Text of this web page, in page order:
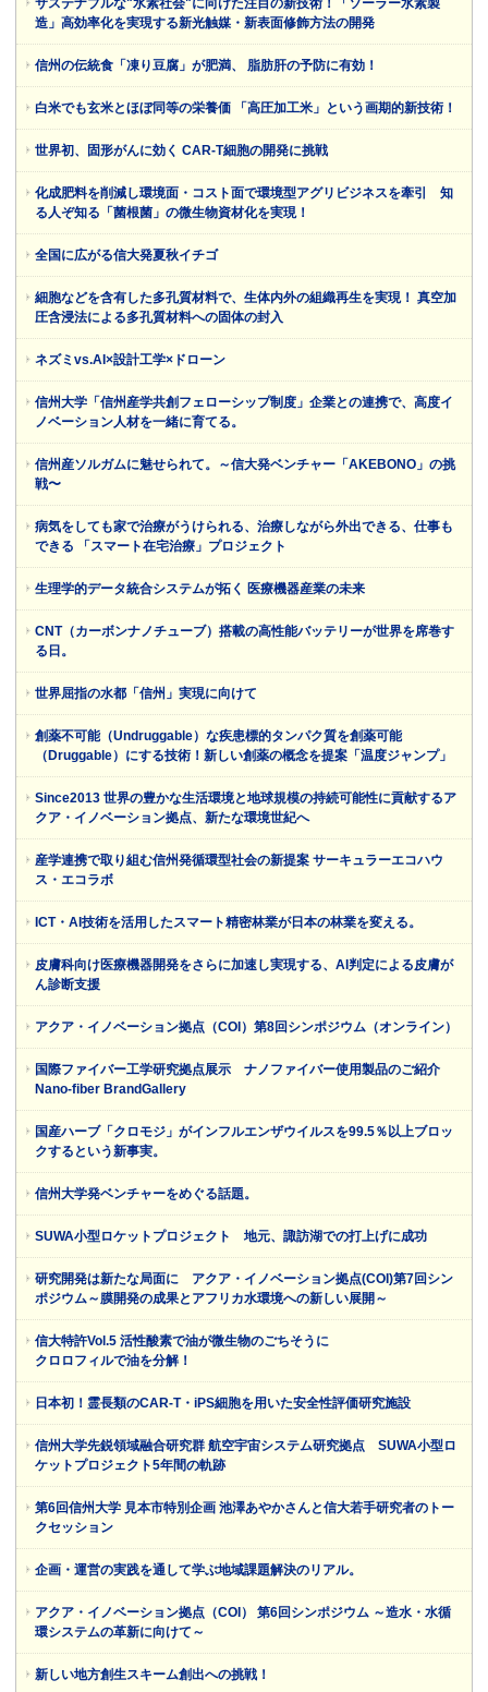
サステナブルな"水素社会"に向けた注目の新技術！「ソーラー水素製
造」高効率化を実現する新光触媒・新表面修飾方法の開発
信州の伝統食「凍り豆腐」が肥満、 脂肪肝の予防に有効！
白米でも玄米とほぼ同等の栄養価 「高圧加工米」という画期的新技術！
世界初、固形がんに効く CAR-T細胞の開発に挑戦
化成肥料を削減し環境面・コスト面で環境型アグリビジネスを牽引 知
る人ぞ知る「菌根菌」の微生物資材化を実現！
全国に広がる信大発夏秋イチゴ
細胞などを含有した多孔質材料で、生体内外の組織再生を実現！ 真空加
圧含浸法による多孔質材料への固体の封入
ネズミvs.AI×設計工学×ドローン
信州大学「信州産学共創フェローシップ制度」企業との連携で、高度イ
ノベーション人材を一緒に育てる。
信州産ソルガムに魅せられて。～信大発ベンチャー「AKEBONO」の挑
戦〜
病気をしても家で治療がうけられる、治療しながら外出できる、仕事も
できる 「スマート在宅治療」プロジェクト
生理学的データ統合システムが拓く 医療機器産業の未来
CNT（カーボンナノチューブ）搭載の高性能バッテリーが世界を席巻す
る日。
世界屈指の水都「信州」実現に向けて
創薬不可能（Undruggable）な疾患標的タンパク質を創薬可能
（Druggable）にする技術！新しい創薬の概念を提案「温度ジャンプ」
Since2013 世界の豊かな生活環境と地球規模の持続可能性に貢献するア
クア・イノベーション拠点、新たな環境世紀へ
産学連携で取り組む信州発循環型社会の新提案 サーキュラーエコハウ
ス・エコラボ
ICT・AI技術を活用したスマート精密林業が日本の林業を変える。
皮膚科向け医療機器開発をさらに加速し実現する、AI判定による皮膚が
ん診断支援
アクア・イノベーション拠点（COI）第8回シンポジウム（オンライン）
国際ファイバー工学研究拠点展示 ナノファイバー使用製品のご紹介
Nano-fiber BrandGallery
国産ハーブ「クロモジ」がインフルエンザウイルスを99.5％以上ブロッ
クするという新事実。
信州大学発ベンチャーをめぐる話題。
SUWA小型ロケットプロジェクト 地元、諏訪湖での打上げに成功
研究開発は新たな局面に アクア・イノベーション拠点(COI)第7回シン
ポジウム～膜開発の成果とアフリカ水環境への新しい展開～
信大特許Vol.5 活性酸素で油が微生物のごちそうに
クロロフィルで油を分解！
日本初！霊長類のCAR-T・iPS細胞を用いた安全性評価研究施設
信州大学先鋭領域融合研究群 航空宇宙システム研究拠点 SUWA小型ロ
ケットプロジェクト5年間の軌跡
第6回信州大学 見本市特別企画 池澤あやかさんと信大若手研究者のトー
クセッション
企画・運営の実践を通して学ぶ地域課題解決のリアル。
アクア・イノベーション拠点（COI） 第6回シンポジウム ～造水・水循
環システムの革新に向けて～
新しい地方創生スキーム創出への挑戦！